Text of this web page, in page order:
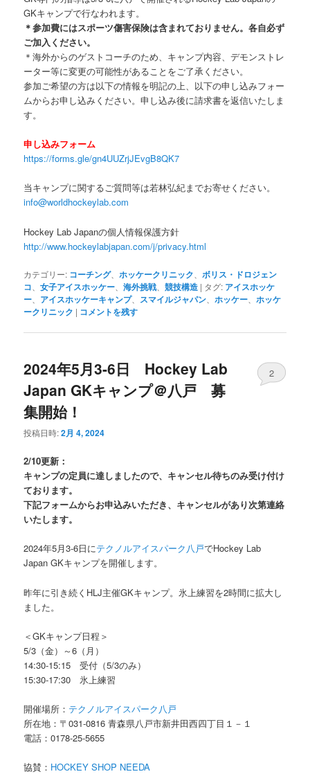
GKキャンプで行なわれます。
＊参加費にはスポーツ傷害保険は含まれておりません。各自必ず
ご加入ください。
＊海外からのゲストコーチのため、キャンプ内容、デモンストレ
ーター等に変更の可能性があることをご了承ください。
参加ご希望の方は以下の情報を明記の上、以下の申し込みフォー
ムからお申し込みください。申し込み後に請求書を返信いたしま
す。
申し込みフォーム
https://forms.gle/gn4UUZrjJEvgB8QK7
当キャンプに関するご質問等は若林弘紀までお寄せください。
info@worldhockeylab.com
Hockey Lab Japanの個人情報保護方針
http://www.hockeylabjapan.com/j/privacy.html
カテゴリー: コーチング、ホッケークリニック
ボリス・ドロジェン
コ 、女子アイスホッケー 、海外挑戦 、競技構造 | タグ: アイスホッケ
ー
アイスホッケーキャンプ、 スマイルジャパン 、ホッケー 、ホッケ
ークリニック | コメントを残す
2024年5月3-6日 Hockey Lab
Japan GKキャンプ＠八戸 募
集開始！
投稿日時:2月 4, 2024
2
2/10更新：
キャンプの定員に達しましたので、キャンセル待ちのみ受け付け
ております。
下記フォームからお申込みいただき、キャンセルがあり次第連絡
いたします。
2024年5月3-6日にテクノルアイスパーク八戸でHockey Lab
Japan GKキャンプを開催します。
昨年に引き続くHLJ主催GKキャンプ。氷上練習を2時間に拡大し
ました。
＜GKキャンプ日程＞
5/3（金）～6（月）
14:30-15:15 受付（5/3のみ）
15:30-17:30 氷上練習
開催場所： テクノルアイスパーク八戸
所在地：〒031-0816 青森県八戸市新井田西四丁目１－１
電話：0178-25-5655
協賛： HOCKEY SHOP NEEDA